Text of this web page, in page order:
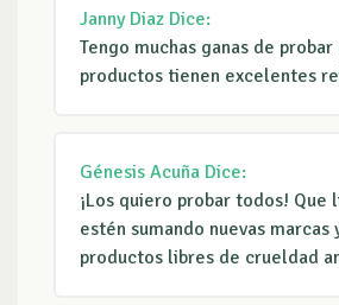
Janny Diaz Dice:
Tengo muchas ganas de
productos tienen excelentes
Génesis Acuña Dice:
¡Los quiero probar todos! Que
estén sumando nuevas marcas
productos libres de crueldad